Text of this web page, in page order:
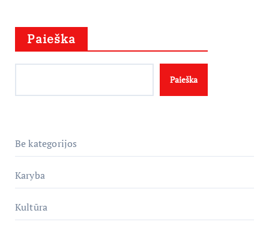
Paieška
Paieška
Be kategorijos
Karyba
Kultūra